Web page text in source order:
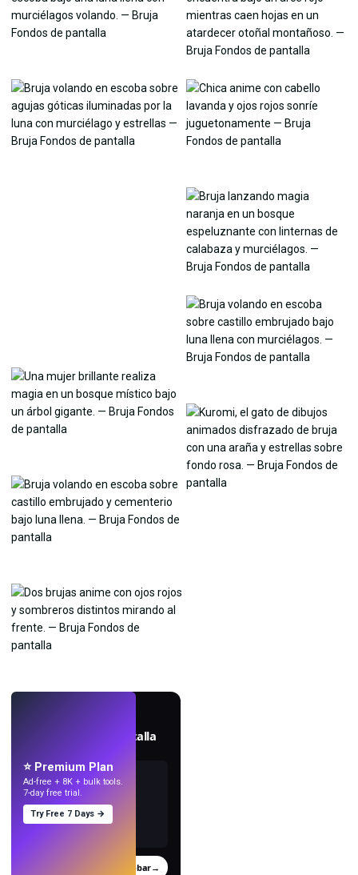
Crea fondos de pantalla
Probar→
⭐ Premium Plan
Ad-free + 8K + bulk tools.
7-day free trial.
Try Free 7 Days →